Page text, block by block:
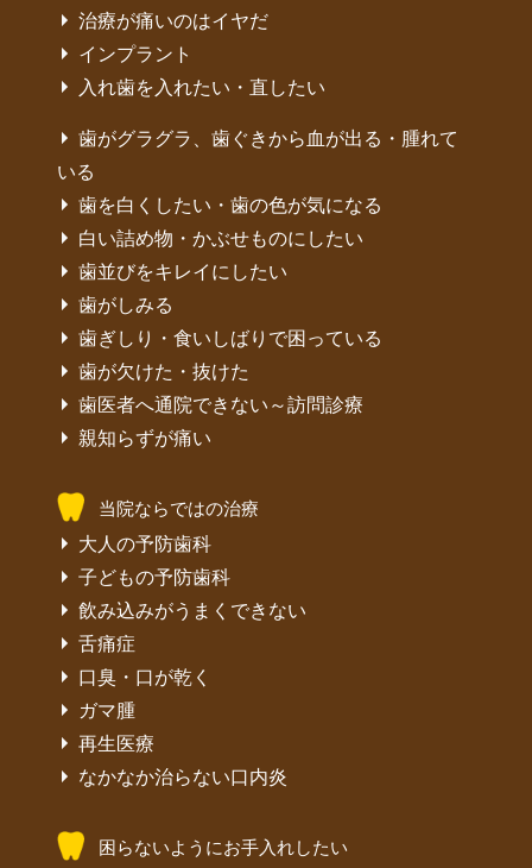
治療が痛いのはイヤだ
インプラント
入れ歯を入れたい・直したい
歯がグラグラ、歯ぐきから血が出る・腫れて
いる
歯を白くしたい・歯の色が気になる
白い詰め物・かぶせものにしたい
歯並びをキレイにしたい
歯がしみる
歯ぎしり・食いしばりで困っている
歯が欠けた・抜けた
歯医者へ通院できない～訪問診療
親知らずが痛い
当院ならではの治療
大人の予防歯科
子どもの予防歯科
飲み込みがうまくできない
舌痛症
口臭・口が乾く
ガマ腫
再生医療
なかなか治らない口内炎
困らないようにお手入れしたい